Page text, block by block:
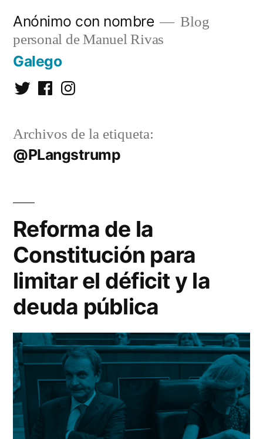
contenido
Anónimo con nombre
Blog
personal de Manuel Rivas
Galego
TwitterFacebookInstagram
Archivos de la etiqueta:
@PLangstrump
Reforma de la
Constitución para
limitar el déficit y la
deuda pública